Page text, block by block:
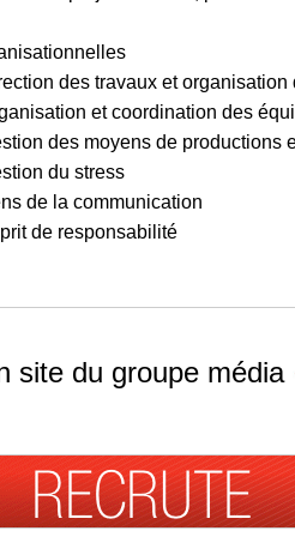
des travaux et organisation
et coordination des
des moyens de productions
du stress
de la communication
de responsabilité
site du groupe média